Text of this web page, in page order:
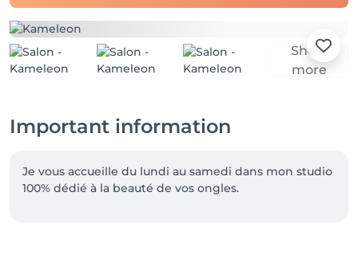
Show
more
Important information
Je vous accueille du lundi au samedi dans mon studio
100% dédié à la beauté de vos ongles.